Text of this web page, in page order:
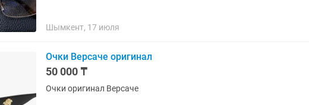
Шымкент, 17 июля
Очки Версаче оригинал
50 000 ₸
Очки оригинал Версаче